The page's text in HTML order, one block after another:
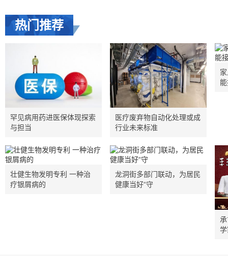
热门推荐
罕见病用药进医保体现探索
与担当
医疗废弃物自动化处理或成
行业未来标准
壮健生物发明专利 一种治
疗银屑病的
龙洞街多部门联动，为居民
健康当好“守